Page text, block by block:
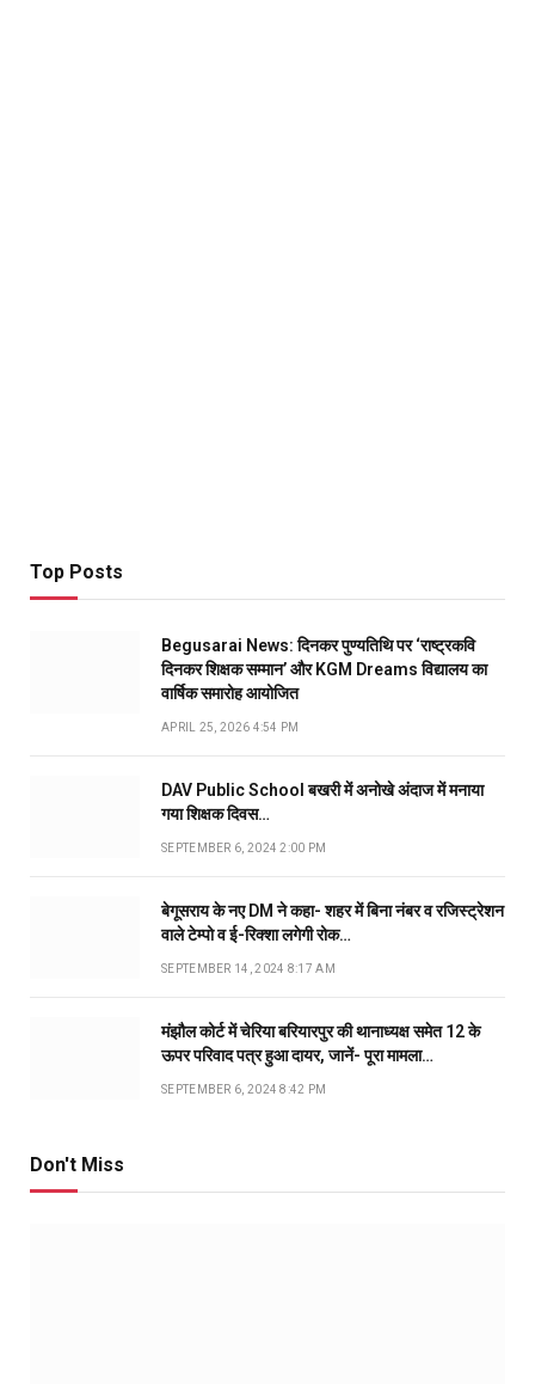
Top Posts
Begusarai News: दिनकर पुण्यतिथि पर ‘राष्ट्रकवि
दिनकर शिक्षक सम्मान’ और KGM Dreams विद्यालय का
वार्षिक समारोह आयोजित
APRIL 25, 2026 4:54 PM
DAV Public School बखरी में अनोखे अंदाज में मनाया
गया शिक्षक दिवस…
SEPTEMBER 6, 2024 2:00 PM
बेगूसराय के नए DM ने कहा- शहर में बिना नंबर व रजिस्ट्रेशन
वाले टेम्पो व ई-रिक्शा लगेगी रोक…
SEPTEMBER 14, 2024 8:17 AM
मंझौल कोर्ट में चेरिया बरियारपुर की थानाध्यक्ष समेत 12 के
ऊपर परिवाद पत्र हुआ दायर, जानें- पूरा मामला…
SEPTEMBER 6, 2024 8:42 PM
Don't Miss